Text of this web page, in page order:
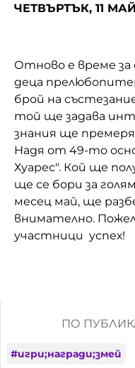
До ре ми
ЧЕТВЪРТЪК, 11 МАЙ
Отново е време за
деца
брой на
той ще задава
знания ще
Надя от 49-то
Хуарес". Кой ще
ще се бори за
месец май, ще
внимателно.
участници успех!
ПО
#игри;награди;змей